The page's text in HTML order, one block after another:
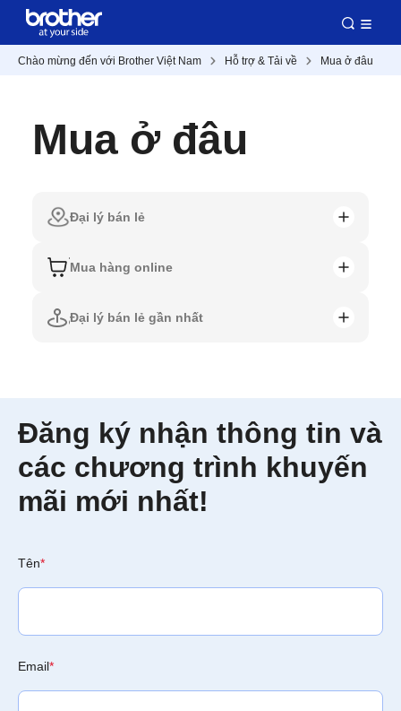
Chào mừng đến với Brother Việt Nam Hỗ trợ & Tải về Mua ở đâu
Mua ở đâu
Đại lý bán lẻ
Mua hàng online
Đại lý bán lẻ gần nhất
Đăng ký nhận thông tin và
các chương trình khuyến
mãi mới nhất!
Tên*
Email*